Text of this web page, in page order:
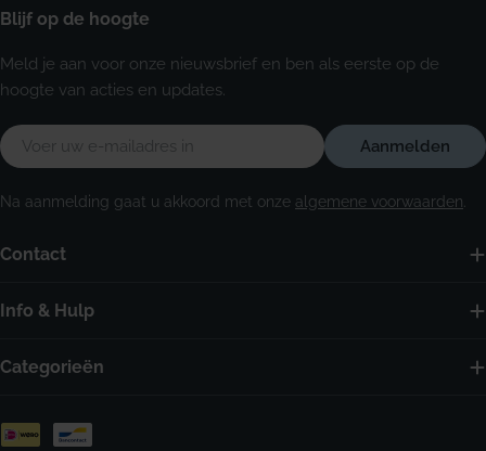
Contact
Info & Hulp
Categorieën
Blijf op de hoogte
Meld je aan voor onze nieuwsbrief en ben als eerste op de
hoogte van acties en updates.
E-
mail
Aanmelden
Na aanmelding gaat u akkoord met onze algemene voorwaarden
Betaalmethoden